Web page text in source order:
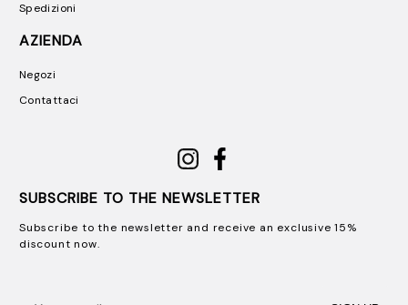
Spedizioni
AZIENDA
Negozi
Contattaci
SUBSCRIBE TO THE NEWSLETTER
Subscribe to the newsletter and receive an exclusive 15%
discount now.